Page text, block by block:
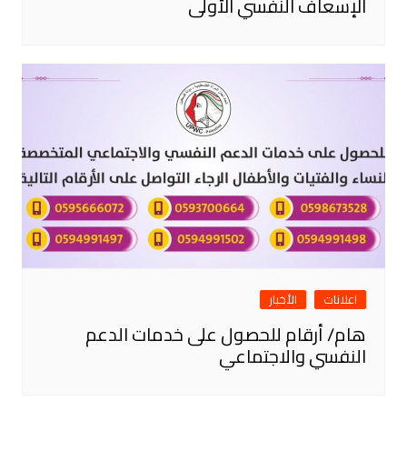
اعلانات الأخبار
هام/ أرقام للحصول على خدمات الدعم
النفسي والاجتماعي